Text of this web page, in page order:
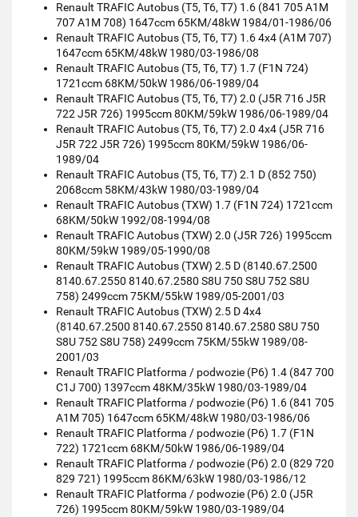
Renault TRAFIC Autobus (T5, T6, T7) 1.6 (841 705 A1M
707 A1M 708) 1647ccm 65KM/48kW 1984/01-1986/06
Renault TRAFIC Autobus (T5, T6, T7) 1.6 4x4 (A1M 707)
1647ccm 65KM/48kW 1980/03-1986/08
Renault TRAFIC Autobus (T5, T6, T7) 1.7 (F1N 724)
1721ccm 68KM/50kW 1986/06-1989/04
Renault TRAFIC Autobus (T5, T6, T7) 2.0 (J5R 716 J5R
722 J5R 726) 1995ccm 80KM/59kW 1986/06-1989/04
Renault TRAFIC Autobus (T5, T6, T7) 2.0 4x4 (J5R 716
J5R 722 J5R 726) 1995ccm 80KM/59kW 1986/06-
1989/04
Renault TRAFIC Autobus (T5, T6, T7) 2.1 D (852 750)
2068ccm 58KM/43kW 1980/03-1989/04
Renault TRAFIC Autobus (TXW) 1.7 (F1N 724) 1721ccm
68KM/50kW 1992/08-1994/08
Renault TRAFIC Autobus (TXW) 2.0 (J5R 726) 1995ccm
80KM/59kW 1989/05-1990/08
Renault TRAFIC Autobus (TXW) 2.5 D (8140.67.2500
8140.67.2550 8140.67.2580 S8U 750 S8U 752 S8U
758) 2499ccm 75KM/55kW 1989/05-2001/03
Renault TRAFIC Autobus (TXW) 2.5 D 4x4
(8140.67.2500 8140.67.2550 8140.67.2580 S8U 750
S8U 752 S8U 758) 2499ccm 75KM/55kW 1989/08-
2001/03
Renault TRAFIC Platforma / podwozie (P6) 1.4 (847 700
C1J 700) 1397ccm 48KM/35kW 1980/03-1989/04
Renault TRAFIC Platforma / podwozie (P6) 1.6 (841 705
A1M 705) 1647ccm 65KM/48kW 1980/03-1986/06
Renault TRAFIC Platforma / podwozie (P6) 1.7 (F1N
722) 1721ccm 68KM/50kW 1986/06-1989/04
Renault TRAFIC Platforma / podwozie (P6) 2.0 (829 720
829 721) 1995ccm 86KM/63kW 1980/03-1986/12
Renault TRAFIC Platforma / podwozie (P6) 2.0 (J5R
726) 1995ccm 80KM/59kW 1980/03-1989/04